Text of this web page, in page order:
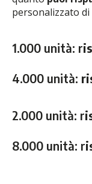
personalizzato
1.000 unità: r
4.000 unità:
2.000 unità: r
8.000 unità: r